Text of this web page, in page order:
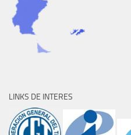
LINKS DE INTERES